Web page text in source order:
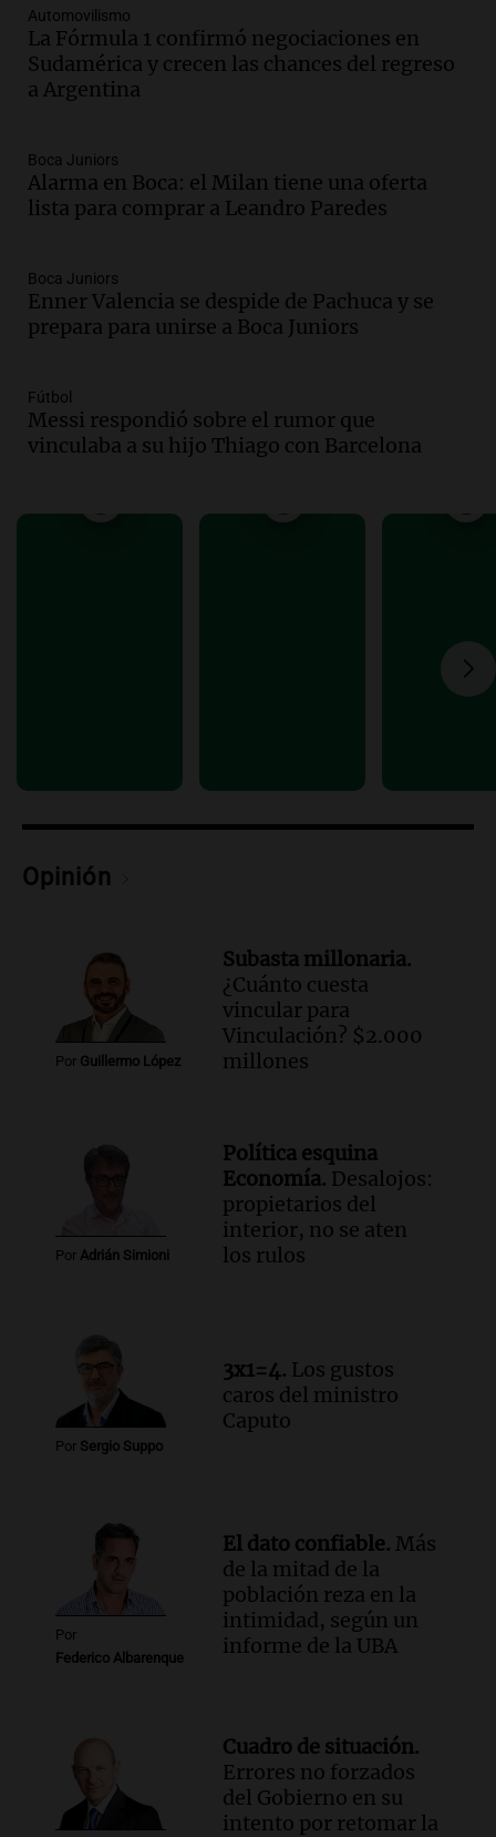
Audio. Villa María presenta nuevos
edificios y una casa del estudiante para
jóvenes de la región
Panorama Federal
Audio.
bonarda para disfrutar el fin de semana
en Mendoza
Audio.
Preparativos finales para la gran
exposición en la sociedad rural de
Bulaya este sábado
Episodios
Audio.Denuncias por represión en el
Congreso y evacuación por derrame de
Episodios
Automovilismo
La Fórmula 1 confirmó negociaciones en
Sudamérica y crecen las chances del regreso
a Argentina
Boca Juniors
Alarma en Boca: el Milan tiene una oferta
lista para comprar a Leandro Paredes
Boca Juniors
Enner Valencia se despide de Pachuca y se
prepara para unirse a Boca Juniors
Fútbol
Messi respondió sobre el rumor que
vinculaba a su hijo Thiago con Barcelona
Opinión
Por Guillermo López
Subasta millonaria.
¿Cuánto cuesta
vincular para
Vinculación? $2.000
millones
Por Adrián Simioni
Política esquina
Economía. Desalojos:
propietarios del
interior, no se aten
los rulos
Por Sergio Suppo
3x1=4. Los gustos
caros del ministro
Caputo
Por
Federico Albarenque
El dato confiable. Más
de la mitad de la
población reza en la
intimidad, según un
informe de la UBA
Cuadro de situación.
Errores no forzados
del Gobierno en su
intento por retomar la